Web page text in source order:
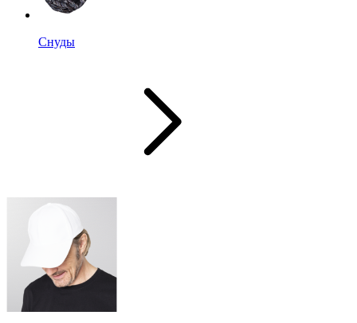
Снуды